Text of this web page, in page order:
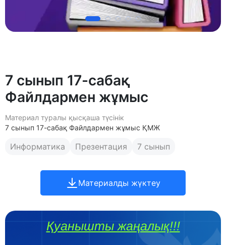
7 сынып 17-сабақ
Файлдармен жұмыс
Материал туралы қысқаша түсінік
7 сынып 17-сабақ Файлдармен жұмыс ҚМЖ
Информатика Презентация 7 сынып
Материалды жүктеу
Қуанышты жаңалық!!!